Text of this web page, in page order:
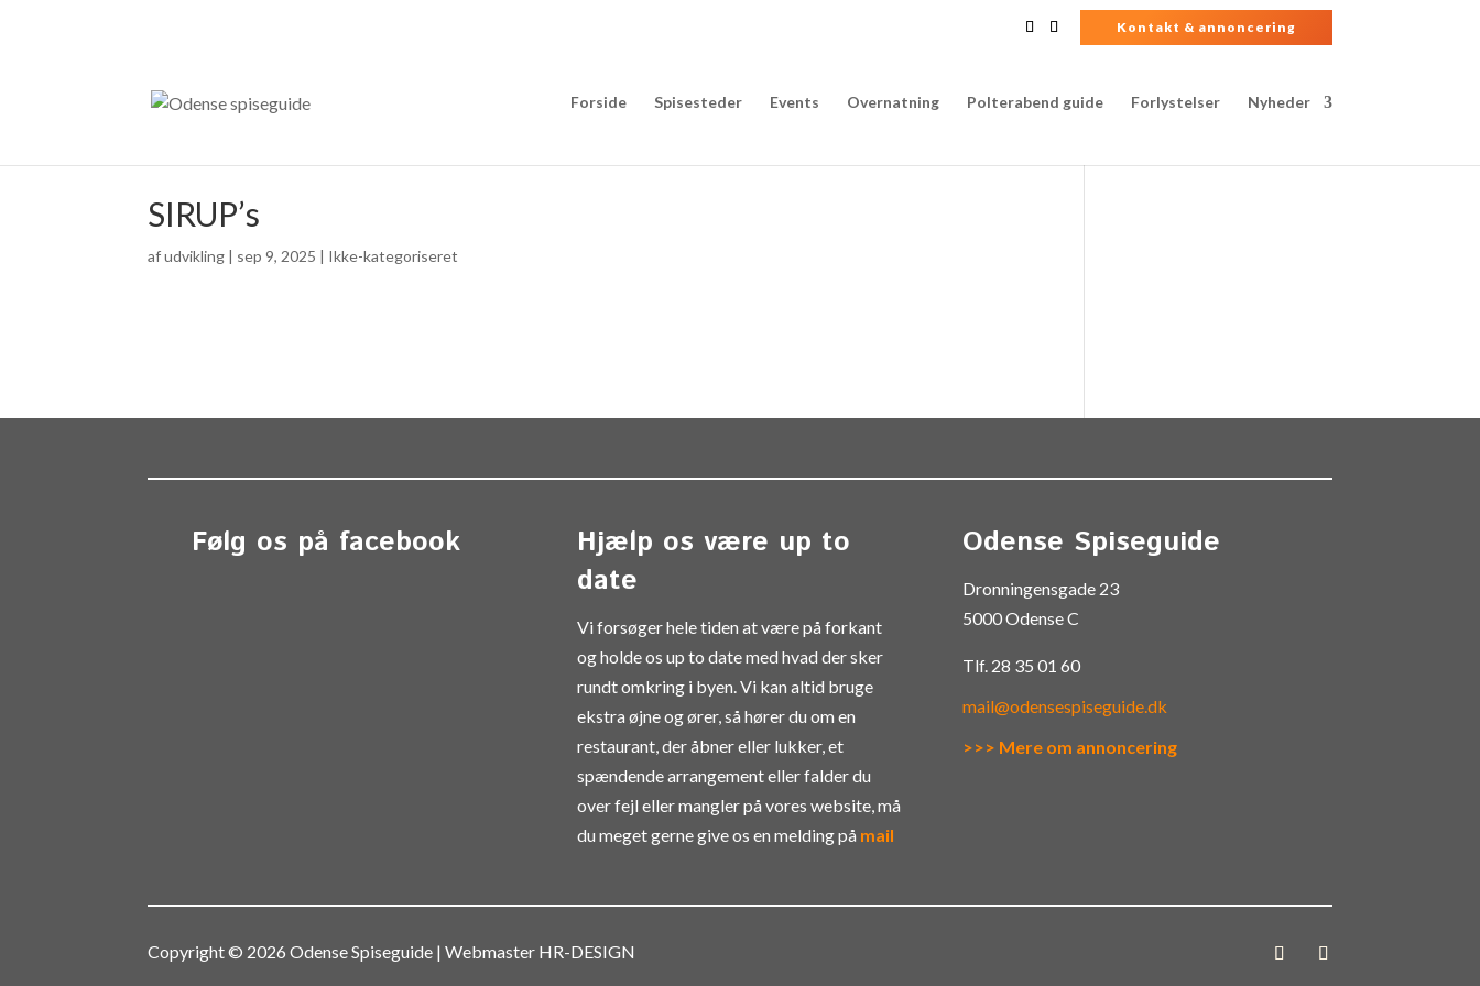
Kontakt & annoncering
Forside Spisesteder Events Overnatning Polterabend guide Forlystelser Nyheder
SIRUP’s
afudvikling | sep 9, 2025 | Ikke-kategoriseret
Følg os på facebook
Hjælp os være up to
date
Vi forsøger hele tiden at være på forkant
og holde os up to date med hvad der sker
rundt omkring i byen. Vi kan altid bruge
ekstra øjne og ører, så hører du om en
restaurant, der åbner eller lukker, et
spændende arrangement eller falder du
over fejl eller mangler på vores website, må
du meget gerne give os en melding på mail
Odense Spiseguide
Dronningensgade 23
5000 Odense C
Tlf. 28 35 01 60
mail@odensespiseguide.dk
>>> Mere om annoncering
Copyright © 2026 Odense Spiseguide | Webmaster HR-DESIGN